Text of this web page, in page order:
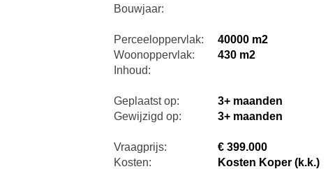
Bouwjaar:
Perceeloppervlak:
40000 m2
Woonoppervlak:
430 m2
Inhoud:
Geplaatst op:
3+ maanden
Gewijzigd op:
3+ maanden
Vraagprijs:
€ 399.000
Kosten:
Kosten Koper (k.k.)